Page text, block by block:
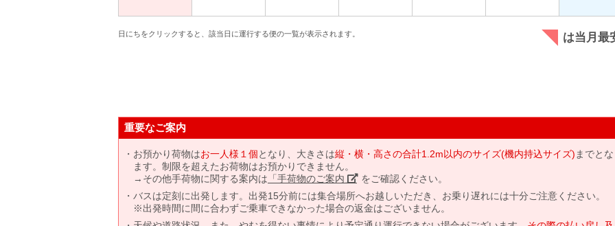
日にちをクリックすると、該当日に運行する便の一覧が表示されます。 は当月最
重要なご案内
お預かり荷物はお一人様１個となり、大きさは縦・横・高さの合計1.2m以内のサイズ(機内持込サイズ) までと
ます。制限を超えたお荷物はお預かりできません。
→その他手荷物に関する案内は 「手荷物のご案内」 をご確認ください。
バスは定刻に出発します。出発15分前には集合場所へお越しいただき、お乗り遅れには十分ご注意ください。
※出発時間に間に合わずご乗車できなかった場合の返金はございません。